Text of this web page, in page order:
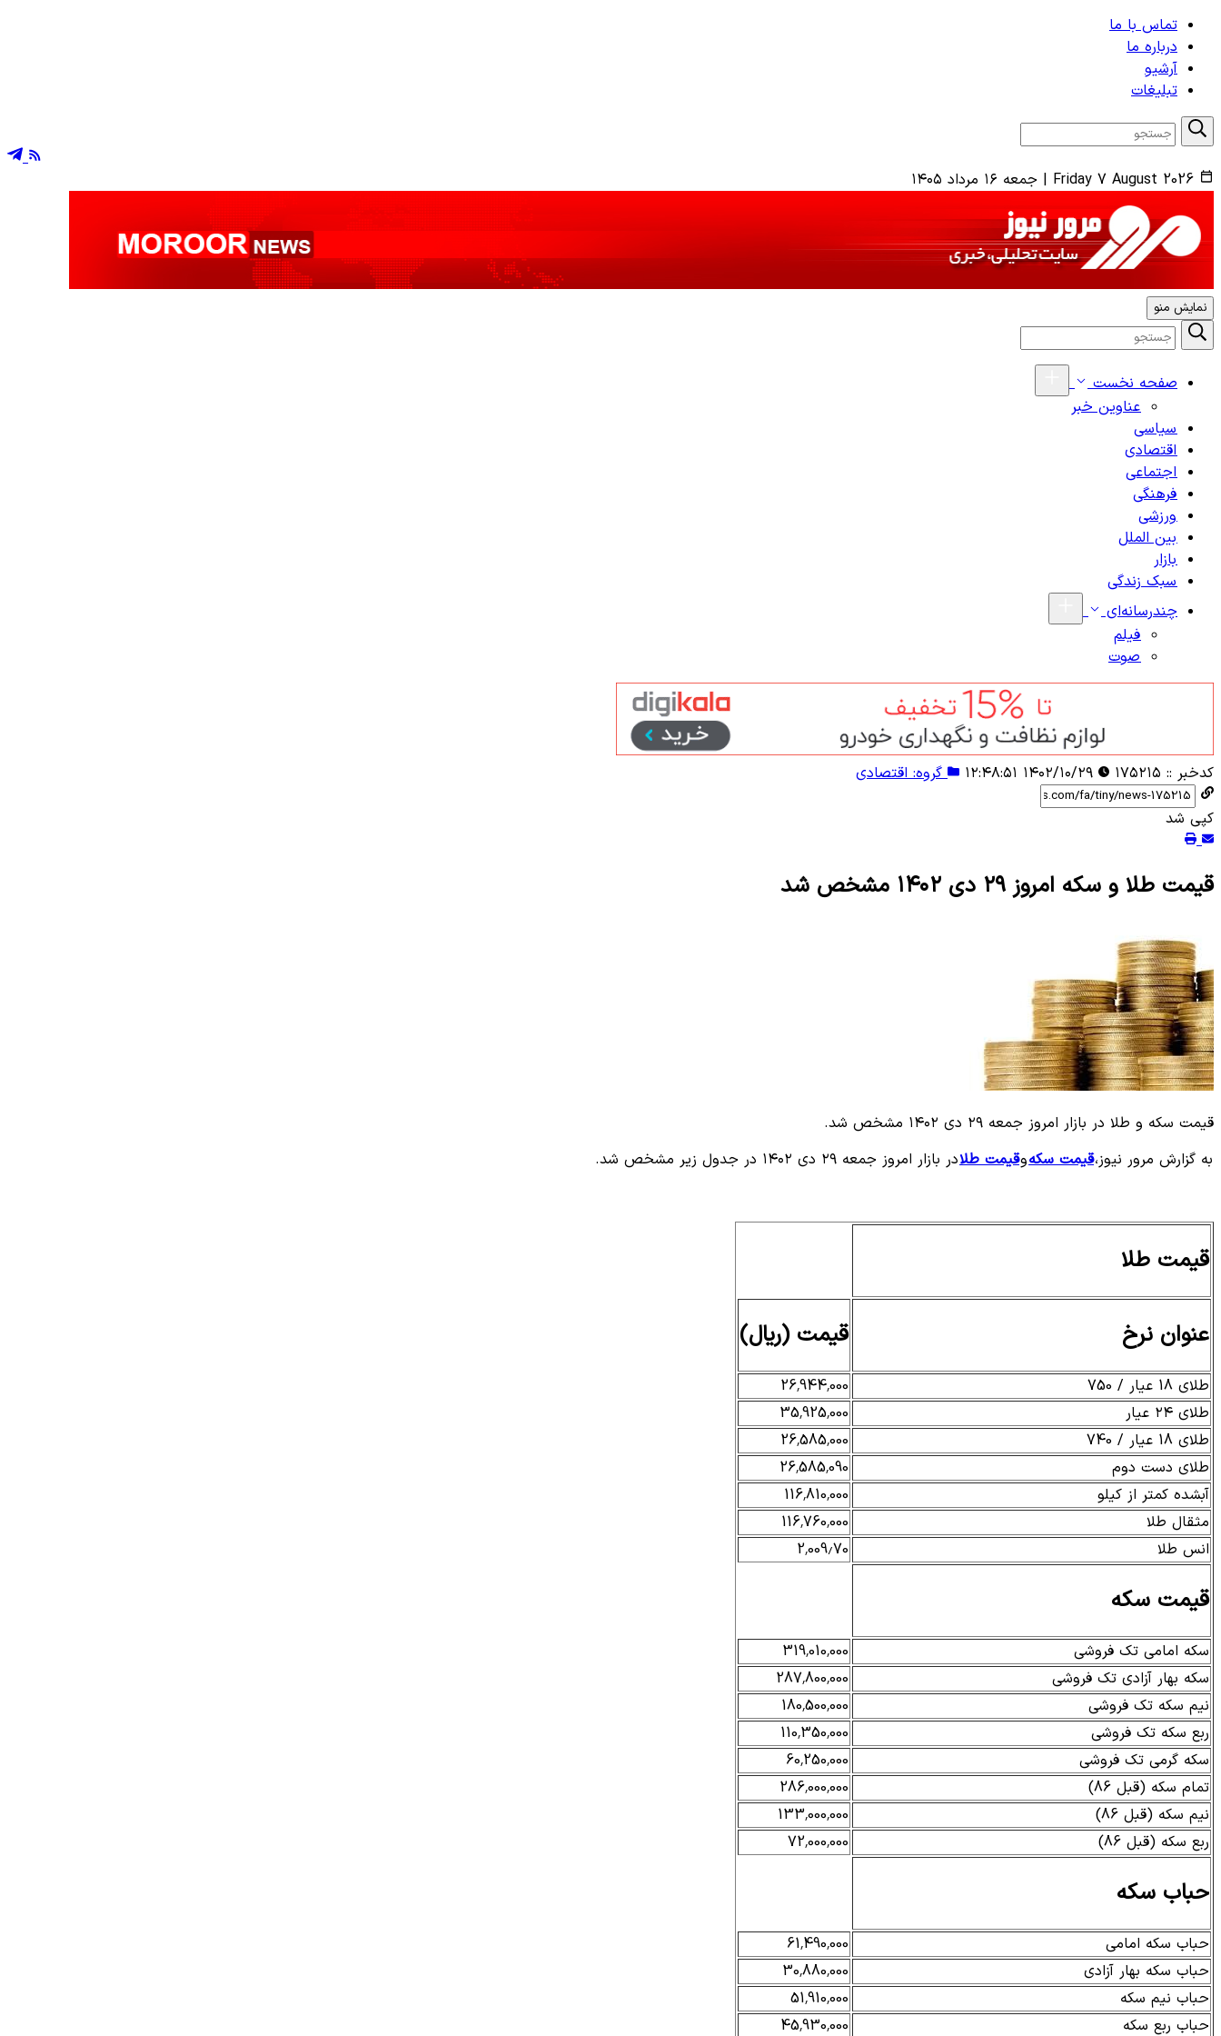
تماس با ما
درباره ما
آرشیو
تبلیغات
Friday 7 August 2026
| جمعه ۱۶ مرداد ۱۴۰۵
نمایش منو
صفحه نخست
عناوین خبر
سیاسی
اقتصادی
اجتماعی
فرهنگی
ورزشی
بین الملل
بازار
سبک زندگی
چندرسانه‌ای
فیلم
صوت
کدخبر :: ۱۷۵۲۱۵ گروه: اقتصادی
کپی شد
قیمت طلا و سکه امروز ۲۹ دی ۱۴۰۲ مشخص شد
قیمت سکه و طلا در بازار امروز جمعه ۲۹ دی ۱۴۰۲ مشخص شد.
به گزارش مرور نیوز،قیمت سکهوقیمت طلادر بازار امروز جمعه ۲۹ دی ۱۴۰۲ در جدول زیر مشخص شد.
قیمت طلا
عنوان نرخ قیمت (ریال)
طلای 18 عیار / 750
26,944,000
طلای ۲۴ عیار
35,925,000
طلای 18 عیار / 740
26,585,000
طلای دست دوم
26,585,090
آبشده کمتر از کیلو
116,810,000
مثقال طلا
116,760,000
انس طلا
2,009.70
قیمت سکه
سکه امامی تک فروشی
319,010,000
سکه بهار آزادی تک فروشی
287,800,000
نیم سکه تک فروشی
180,500,000
ربع سکه تک فروشی
110,350,000
سکه گرمی تک فروشی
60,250,000
تمام سکه (قبل 86)
286,000,000
نیم سکه (قبل 86)
133,000,000
ربع سکه (قبل 86)
72,000,000
حباب سکه
حباب سکه امامی
61,490,000
حباب سکه بهار آزادی
30,880,000
حباب نیم سکه
51,910,000
حباب ربع سکه
45,930,000